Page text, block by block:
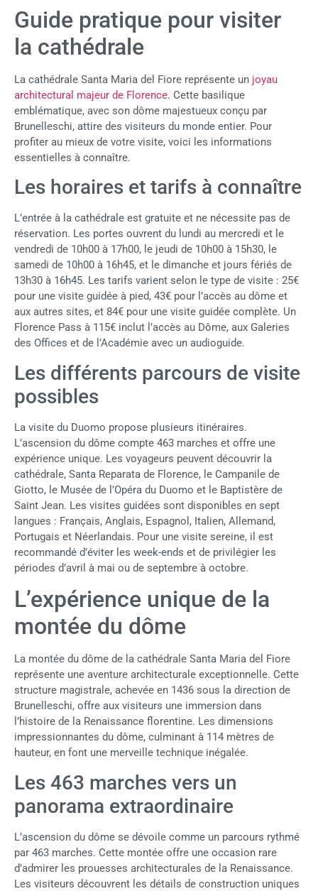
Guide pratique pour visiter
la cathédrale
La cathédrale Santa Maria del Fiore représente un joyau
architectural majeur de Florence. Cette basilique
emblématique, avec son dôme majestueux conçu par
Brunelleschi, attire des visiteurs du monde entier. Pour
profiter au mieux de votre visite, voici les informations
essentielles à connaître.
Les horaires et tarifs à connaître
L’entrée à la cathédrale est gratuite et ne nécessite pas de
réservation. Les portes ouvrent du lundi au mercredi et le
vendredi de 10h00 à 17h00, le jeudi de 10h00 à 15h30, le
samedi de 10h00 à 16h45, et le dimanche et jours fériés de
13h30 à 16h45. Les tarifs varient selon le type de visite : 25€
pour une visite guidée à pied, 43€ pour l’accès au dôme et
aux autres sites, et 84€ pour une visite guidée complète. Un
Florence Pass à 115€ inclut l’accès au Dôme, aux Galeries
des Offices et de l’Académie avec un audioguide.
Les différents parcours de visite
possibles
La visite du Duomo propose plusieurs itinéraires.
L’ascension du dôme compte 463 marches et offre une
expérience unique. Les voyageurs peuvent découvrir la
cathédrale, Santa Reparata de Florence, le Campanile de
Giotto, le Musée de l’Opéra du Duomo et le Baptistère de
Saint Jean. Les visites guidées sont disponibles en sept
langues : Français, Anglais, Espagnol, Italien, Allemand,
Portugais et Néerlandais. Pour une visite sereine, il est
recommandé d’éviter les week-ends et de privilégier les
périodes d’avril à mai ou de septembre à octobre.
L’expérience unique de la
montée du dôme
La montée du dôme de la cathédrale Santa Maria del Fiore
représente une aventure architecturale exceptionnelle. Cette
structure magistrale, achevée en 1436 sous la direction de
Brunelleschi, offre aux visiteurs une immersion dans
l’histoire de la Renaissance florentine. Les dimensions
impressionnantes du dôme, culminant à 114 mètres de
hauteur, en font une merveille technique inégalée.
Les 463 marches vers un
panorama extraordinaire
L’ascension du dôme se dévoile comme un parcours rythmé
par 463 marches. Cette montée offre une occasion rare
d’admirer les prouesses architecturales de la Renaissance.
Les visiteurs découvrent les détails de construction uniques